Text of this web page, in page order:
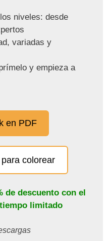
niveles: desde
variadas y
y empieza a
en PDF
colorear
de descuento con el
limitado